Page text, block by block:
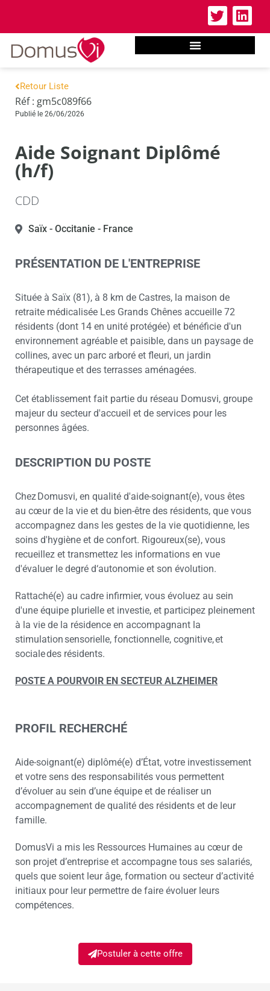
Retour Liste
Réf : gm5c089f66
Publié le 26/06/2026
Aide Soignant Diplômé
(h/f)
CDD
Saïx - Occitanie - France
PRÉSENTATION DE L'ENTREPRISE
Située à Saïx (81), à 8 km de Castres, la maison de
retraite médicalisée Les Grands Chênes accueille 72
résidents (dont 14 en unité protégée) et bénéficie d'un
environnement agréable et paisible, dans un paysage de
collines, avec un parc arboré et fleuri, un jardin
thérapeutique et des terrasses aménagées.
Cet établissement fait partie du réseau Domusvi, groupe
majeur du secteur d'accueil et de services pour les
personnes âgées.
DESCRIPTION DU POSTE
Chez Domusvi, en qualité d'aide-soignant(e), vous êtes
au cœur de la vie et du bien-être des résidents, que vous
accompagnez dans les gestes de la vie quotidienne, les
soins d'hygiène et de confort. Rigoureux(se), vous
recueillez et transmettez les informations en vue
d'évaluer le degré d‘autonomie et son évolution.
Rattaché(e) au cadre infirmier, vous évoluez au sein
d'une équipe plurielle et investie, et participez pleinement
à la vie de la résidence en accompagnant la
stimulation sensorielle, fonctionnelle, cognitive, et
sociale des résidents.
POSTE A POURVOIR EN SECTEUR ALZHEIMER
PROFIL RECHERCHÉ
Aide-soignant(e) diplômé(e) d’État, votre investissement
et votre sens des responsabilités vous permettent
d’évoluer au sein d’une équipe et de réaliser un
accompagnement de qualité des résidents et de leur
famille.
DomusVi a mis les Ressources Humaines au cœur de
son projet d’entreprise et accompagne tous ses salariés,
quels que soient leur âge, formation ou secteur d’activité
initiaux pour leur permettre de faire évoluer leurs
compétences.
Postuler à cette offre